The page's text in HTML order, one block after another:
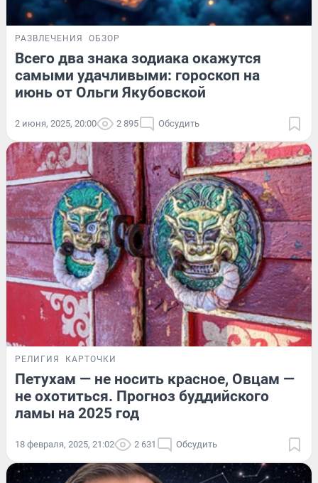
РАЗВЛЕЧЕНИЯ ОБЗОР
Всего два знака зодиака окажутся
самыми удачливыми: гороскоп на
июнь от Ольги Якубовской
2 июня, 2025, 20:00 2 895 Обсудить
РЕЛИГИЯ КАРТОЧКИ
Петухам — не носить красное, Овцам —
не охотиться. Прогноз буддийского
ламы на 2025 год
18 февраля, 2025, 21:02 2 631 Обсудить